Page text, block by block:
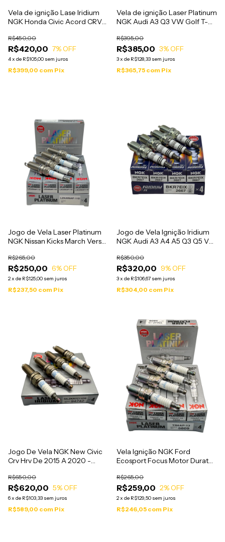
Vela de ignição Lase Iridium
NGK Honda Civic Acord CRV
IZFR6K11DS
R$420,00
R$450,00
7% OFF
4x de R$105,00 sem juros
R$399,00 com Pix
Vela de ignição Laser Platinum
NGK Audi A3 Q3 VW Golf T-
PKER7A8DES
R$385,00
R$395,00
3% OFF
3x de R$128,33 sem juros
R$365,75 com Pix
Jogo de Vela Laser Platinum
NGK Nissan Kicks March Versa
LZKAR6AP11D
R$250,00
R$265,00
6% OFF
2x de R$125,00 sem juros
R$237,50 com Pix
Jogo de Vela Ignição Iridium
NGK Audi A3 A4 A5 Q3 Q5 Vw
BKR7EIX
R$320,00
R$350,00
9% OFF
3x de R$106,67 sem juros
R$304,00 com Pix
Jogo De Vela NGK New Civic
Crv Hrv De 2015 A 2020 -
R$620,00
R$650,00
5% OFF
6x de R$103,33 sem juros
R$589,00 com Pix
Vela Ignição NGK Ford
Ecosport Focus Motor Duratec
R$259,00
R$265,00
2% OFF
2x de R$129,50 sem juros
R$246,05 com Pix